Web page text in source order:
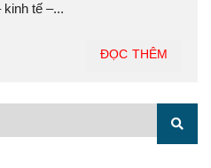
tế –...
ĐỌC THÊM